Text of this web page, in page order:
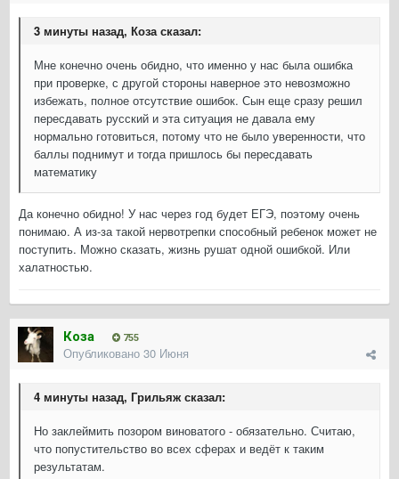
3 минуты назад, Коза сказал:
Мне конечно очень обидно, что именно у нас была ошибка
при проверке, с другой стороны наверное это невозможно
избежать, полное отсутствие ошибок. Сын еще сразу решил
пересдавать русский и эта ситуация не давала ему
нормально готовиться, потому что не было уверенности, что
баллы поднимут и тогда пришлось бы пересдавать
математику
Да конечно обидно! У нас через год будет ЕГЭ, поэтому очень
понимаю. А из-за такой нервотрепки способный ребенок может не
поступить. Можно сказать, жизнь рушат одной ошибкой. Или
халатностью.
Коза 755
Опубликовано 30 Июня
4 минуты назад, Грильяж сказал:
Но заклеймить позором виноватого - обязательно. Считаю,
что попустительство во всех сферах и ведёт к таким
результатам.